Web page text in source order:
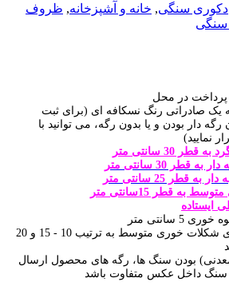
دکوری سنگی, خانه و آشپزخانه, ظروف
سنگی
در محل
یک صادراتی رنگ نسکافه ای (برای ثبت
دار بودن و یا بدون رگه، می توانید با
نمایید)
سانتی متر
ارتفاع پایه میخی های شکلات خوری متوسط به ترتیب 10 - 15 و 20
بودن سنگ ها، رگه های محصول ارسال
داخل عکس متفاوت باشد